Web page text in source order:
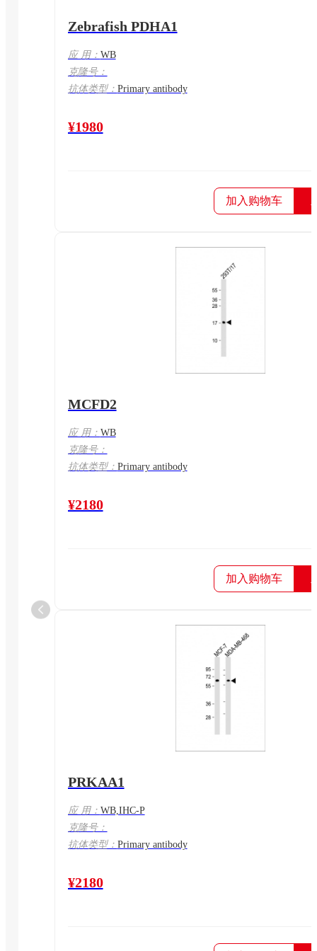
Zebrafish PDHA1
应 用： WB
克隆号：
抗体类型： Primary antibody
¥1980
加入购物车
MCFD2
应 用： WB
克隆号：
抗体类型： Primary antibody
¥2180
加入购物车
PRKAA1
应 用： WB,IHC-P
克隆号：
抗体类型： Primary antibody
¥2180